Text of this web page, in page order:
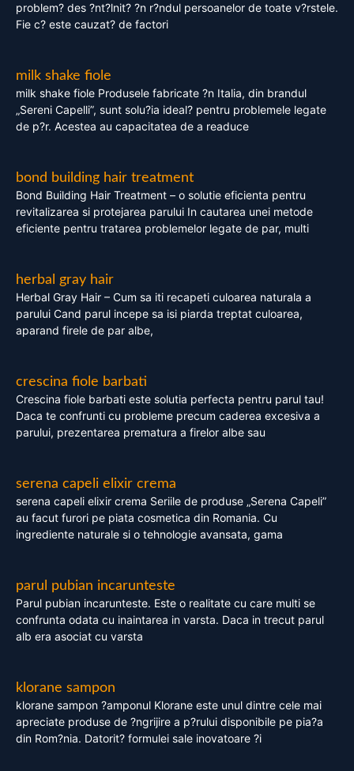
problem? des ?nt?lnit? ?n r?ndul persoanelor de toate v?rstele.
Fie c? este cauzat? de factori
milk shake fiole
milk shake fiole Produsele fabricate ?n Italia, din brandul
„Sereni Capelli”, sunt solu?ia ideal? pentru problemele legate
de p?r. Acestea au capacitatea de a readuce
bond building hair treatment
Bond Building Hair Treatment – o solutie eficienta pentru
revitalizarea si protejarea parului In cautarea unei metode
eficiente pentru tratarea problemelor legate de par, multi
herbal gray hair
Herbal Gray Hair – Cum sa iti recapeti culoarea naturala a
parului Cand parul incepe sa isi piarda treptat culoarea,
aparand firele de par albe,
crescina fiole barbati
Crescina fiole barbati este solutia perfecta pentru parul tau!
Daca te confrunti cu probleme precum caderea excesiva a
parului, prezentarea prematura a firelor albe sau
serena capeli elixir crema
serena capeli elixir crema Seriile de produse „Serena Capeli”
au facut furori pe piata cosmetica din Romania. Cu
ingrediente naturale si o tehnologie avansata, gama
parul pubian incarunteste
Parul pubian incarunteste. Este o realitate cu care multi se
confrunta odata cu inaintarea in varsta. Daca in trecut parul
alb era asociat cu varsta
klorane sampon
klorane sampon ?amponul Klorane este unul dintre cele mai
apreciate produse de ?ngrijire a p?rului disponibile pe pia?a
din Rom?nia. Datorit? formulei sale inovatoare ?i